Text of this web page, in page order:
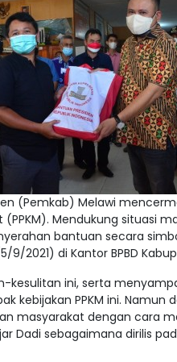
(Pemkab) Melawi
Mendukung situasi
bantuan secara
9/2021) di Kantor BPBD
kesulitan ini, serta
kebijakan PPKM ini. Namun
masyarakat dengan cara
Dadi sebagaimana dirilis